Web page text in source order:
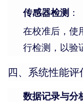
传感器检测 ：
在校准后，使
行检测，以验
四、系统性能评
数据记录与分